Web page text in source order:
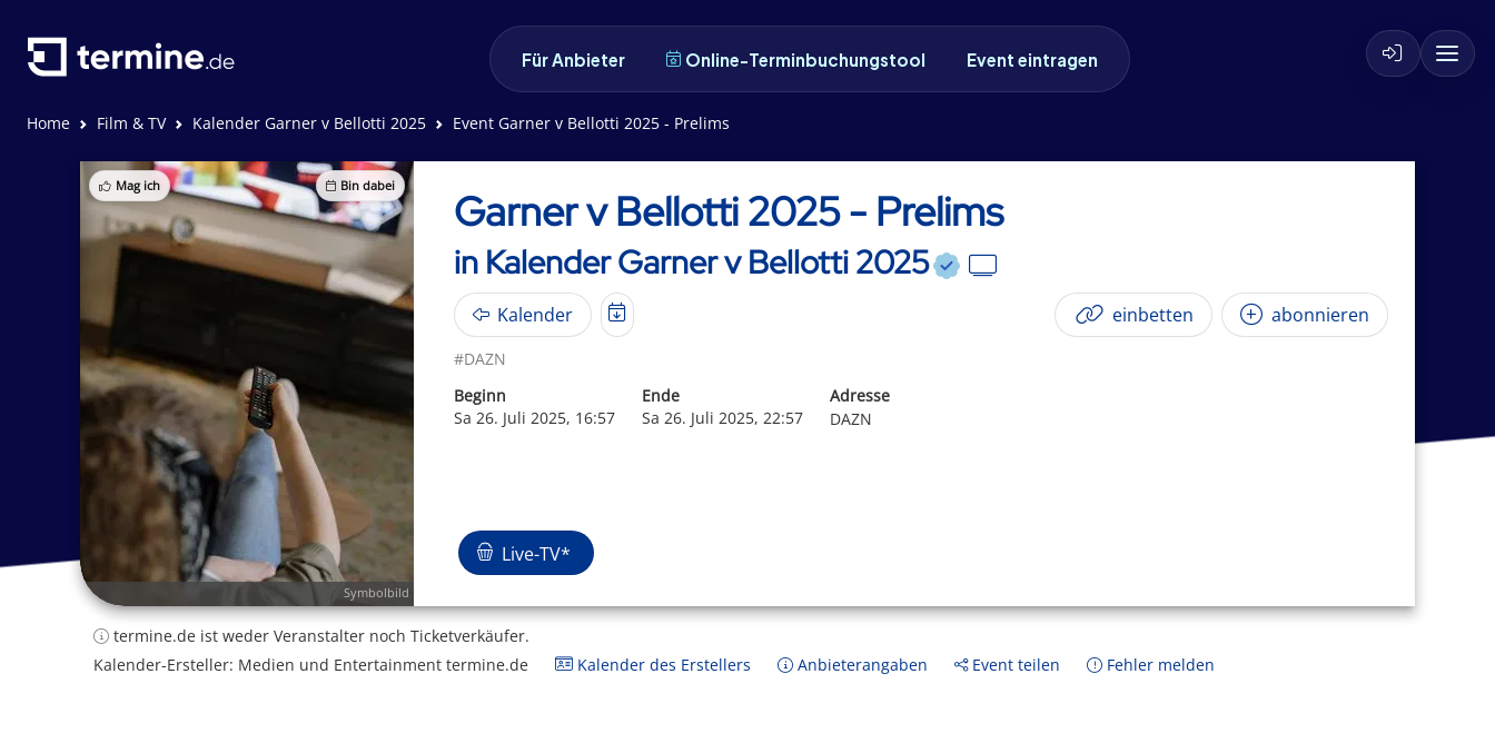
Für Anbieter Online-Terminbuchungstool Event eintragen
Home Film & TV Kalender Garner v Bellotti 2025 Event Garner v Bellotti 2025 - Prelims
Mag ich Bin dabei
Symbolbild
Garner v Bellotti 2025 - Prelims
in Kalender Garner v Bellotti 2025
Kalender einbetten abonnieren
#DAZN
Beginn
Sa 26. Juli 2025, 16:57
Ende
Sa 26. Juli 2025, 22:57
Adresse
DAZN
Live-TV*
termine.de ist weder Veranstalter noch Ticketverkäufer.
Kalender-Ersteller: Medien und Entertainment termine.de
Kalender des Erstellers Anbieterangaben Event teilen Fehler melden